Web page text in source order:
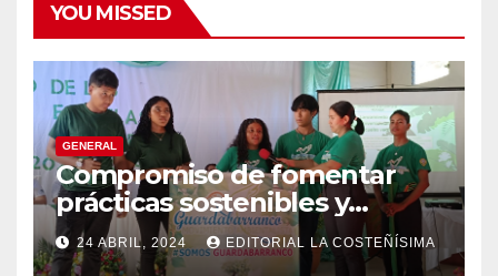
YOU MISSED
GENERAL
Compromiso de fomentar
prácticas sostenibles y
conciencia ecológica en las
instituciones educativas
24 ABRIL, 2024 EDITORIAL LA COSTEÑÍSIMA